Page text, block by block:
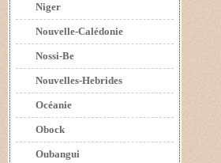
Niger
Nouvelle-Calédonie
Nossi-Be
Nouvelles-Hebrides
Océanie
Obock
Oubangui